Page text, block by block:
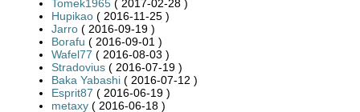
Tomek1965 ( 2017-02-28 )
Hupikao ( 2016-11-25 )
Jarro ( 2016-09-19 )
Borafu ( 2016-09-01 )
Wafel77 ( 2016-08-03 )
Stradovius ( 2016-07-19 )
Baka Yabashi ( 2016-07-12 )
Esprit87 ( 2016-06-19 )
metaxy ( 2016-06-18 )